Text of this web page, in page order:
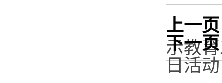
上一
示教
下一
日活动